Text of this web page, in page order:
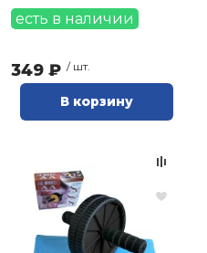
есть в наличии
349 ₽ / шт.
В корзину